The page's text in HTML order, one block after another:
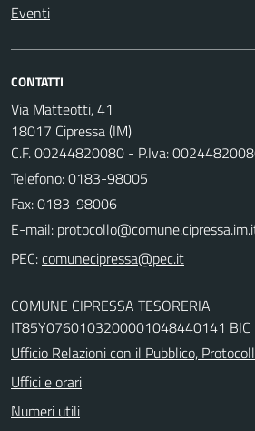
Eventi
CONTATTI
Via Matteotti, 41
18017 Cipressa (IM)
C.F. 00244820080 - P.Iva:
Telefono:0183-98005
Fax: 0183-98006
E-mail:
PEC:
COMUNE CIPRESSA TESORERIA
IT85Y0760103200001048440141 BIC
Ufficio Relazioni con il Pubblico,
Uffici e orari
Numeri utili